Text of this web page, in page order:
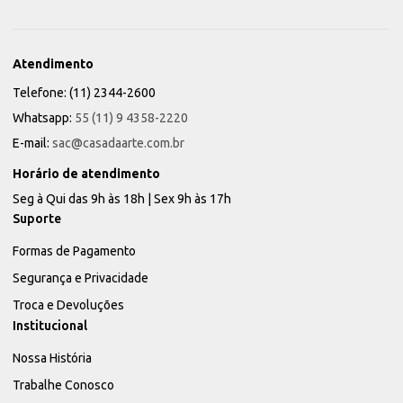
Atendimento
Telefone: (11) 2344-2600
Whatsapp: 55 (11) 9 4358-2220
E-mail: sac@casadaarte.com.br
Horário de atendimento
Seg à Qui das 9h às 18h | Sex 9h às 17h
Suporte
Formas de Pagamento
Segurança e Privacidade
Troca e Devoluções
Institucional
Nossa História
Trabalhe Conosco